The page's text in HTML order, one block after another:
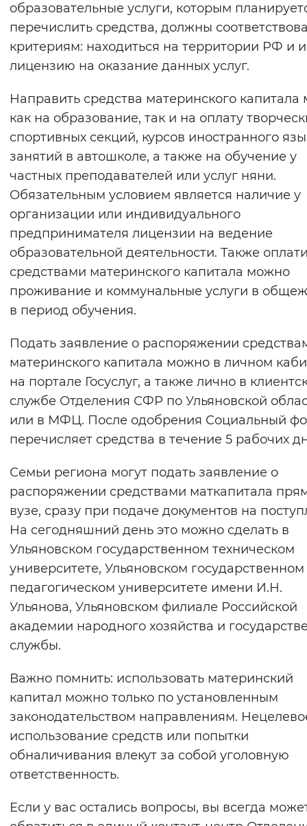
образовательные услуги, которым
перечислить средства, должны
критериям: находиться на территории РФ и
лицензию на оказание данных услуг.
Направить средства материнского
как на образование, так и на оплату
спортивных секций, курсов иностранного
занятий в автошколе, а также на обучение у
частных преподавателей или услуг няни.
Обязательным условием является наличие у
организации или индивидуального
предпринимателя лицензии на ведение
образовательной деятельности. Также
средствами материнского капитала можно
проживание и коммунальные услуги в
в период обучения.
Подать заявление о распоряжении
материнского капитала можно в личном
на портале Госуслуг, а также лично в
службе Отделения СФР по Ульяновской
или в МФЦ. После одобрения Социальный
перечисляет средства в течение 5 рабочих
Семьи региона могут подать заявление о
распоряжении средствами маткапитала
вузе, сразу при подаче документов на
На сегодняшний день это можно сделать в
Ульяновском государственном техническом
университете, Ульяновском государственном
педагогическом университете имени И.Н.
Ульянова, Ульяновском филиале Российской
академии народного хозяйства и
службы.
Важно помнить: использовать материнский
капитал можно только по установленным
законодательством направлениям.
использование средств или попытки
обналичивания влекут за собой уголовную
ответственность.
Если у вас остались вопросы, вы всегда